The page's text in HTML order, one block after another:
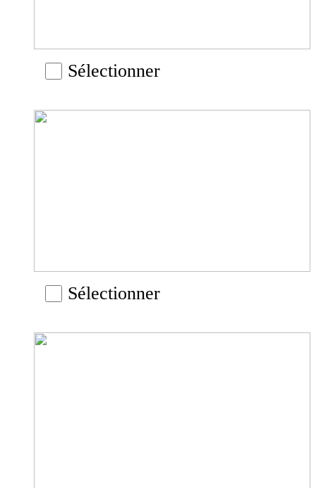
Sélectionner
Sélectionner